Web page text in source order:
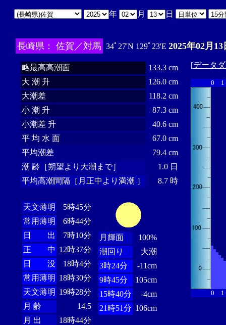
年 月 日
長崎県： 佐賀／対馬 34ﾟ27'N 129ﾟ23'E 2025年02月
略最高高潮面
133.3 cm
大 潮 升
126.0 cm
大潮差
118.2 cm
小 潮 升
87.3 cm
小潮差 升
40.6 cm
平 均 水 面
67.0 cm
平均潮差
79.4 cm
潮 齢［朔望より大潮まで］
1.0 日
平均高潮間隔［月正中より満潮 ］
8.7 時
天文薄明
5時45分
常用薄明
6時44分
日 出
7時10分
正 中 12時37分
日 没
18時4分
常用薄明 18時30分
天文薄明 19時28分
月 齢
14.5
月 出
18時44分
月輝面
100%
潮回り
大潮
3時24分
-11cm
9時45分
105cm
15時40分
-4cm
21時51分 106cm
[データ
0 1
0 1